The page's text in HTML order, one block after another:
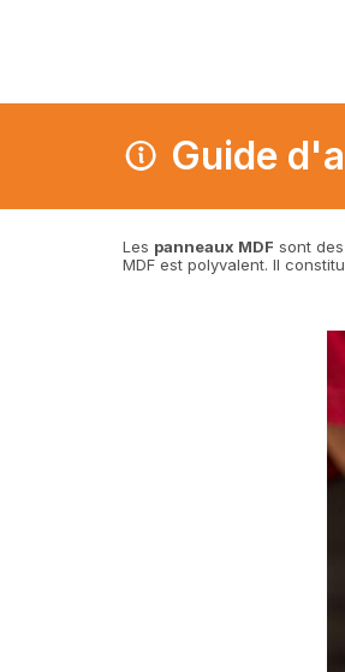
Guide
Les panneaux MDF sont
MDF est polyvalent. Il